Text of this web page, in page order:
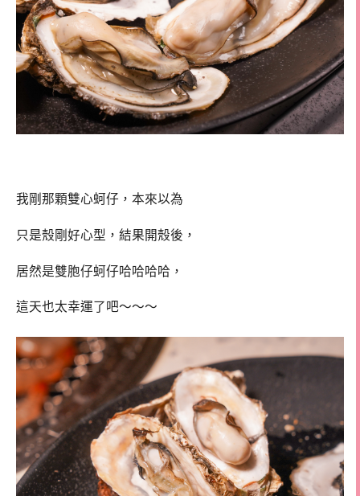
我剛那顆雙心蚵仔，本來以為
只是殼剛好心型，結果開殼後，
居然是雙胞仔蚵仔哈哈哈哈，
這天也太幸運了吧～～～